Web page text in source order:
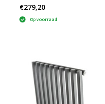
€279,20
Op voorraad